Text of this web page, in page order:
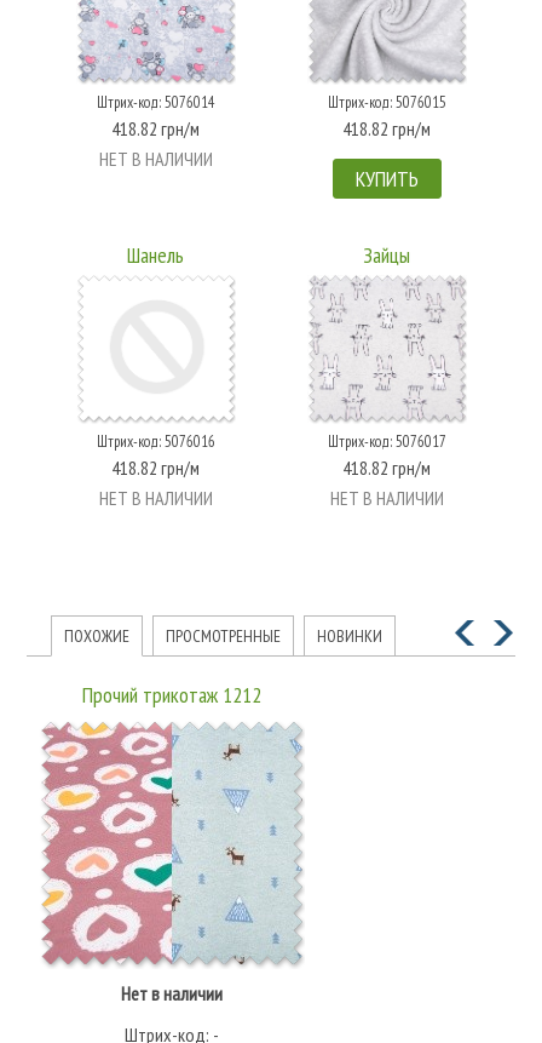
Штрих-код: 5076014
418.82 грн/м
НЕТ В НАЛИЧИИ
Штрих-код: 5076015
418.82 грн/м
КУПИТЬ
Шанель
Штрих-код: 5076016
418.82 грн/м
НЕТ В НАЛИЧИИ
Зайцы
Штрих-код: 5076017
418.82 грн/м
НЕТ В НАЛИЧИИ
ПОХОЖИЕ ПРОСМОТРЕННЫЕ НОВИНКИ
Прочий трикотаж 1212
Нет в наличии
Штрих-код: -